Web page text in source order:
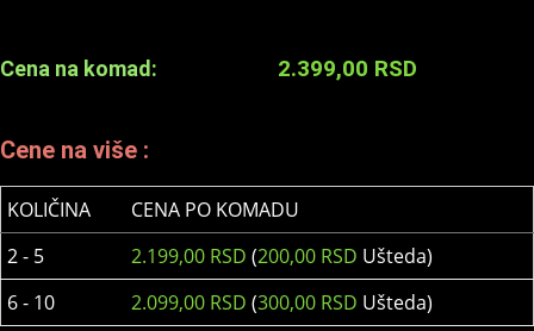
Cena na komad: 2.399,00 RSD
Cene na više :
KOLIČINA
CENA PO KOMADU
2 - 5
2.199,00 RSD (200,00 RSD Ušteda)
6 - 10
2.099,00 RSD (300,00 RSD Ušteda)